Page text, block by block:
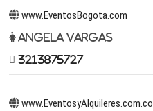
www.EventosBogota.com
Angela Vargas
3213875727
www.EventosyAlquileres.com.co